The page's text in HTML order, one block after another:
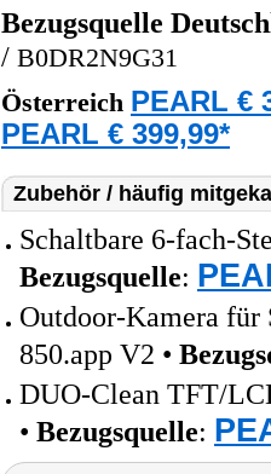
Bezugsquelle
/ B0DR2N9G31
Österreich PEARL €
PEARL € 399,99*
Zubehör / häufig
Schaltbare 6-fach-
Bezugsquelle:
Outdoor-Kamera für
850.app V2 •
DUO-Clean TFT/
• Bezugsquelle: